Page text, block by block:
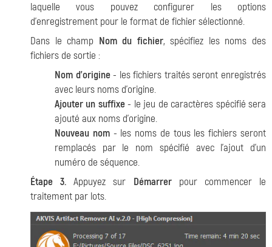
laquelle vous pouvez configurer les options
d'enregistrement pour le format de fichier sélectionné.
Dans le champ Nom du fichier, spécifiez les noms des
fichiers de sortie :
Nom d'origine- les fichiers traités seront enregistrés
avec leurs noms d'origine.
Ajouter un suffixe- le jeu de caractères spécifié sera
ajouté aux noms d'origine.
Nouveau nom- les noms de tous les fichiers seront
remplacés par le nom spécifié avec l'ajout d'un
numéro de séquence.
Étape 3. Appuyez sur Démarrerpour commencer le
traitement par lots.